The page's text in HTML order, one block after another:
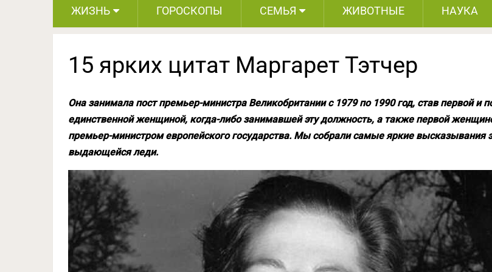
ЖИЗНЬ ГОРОСКОПЫ СЕМЬЯ ЖИВОТНЫЕ НАУКА
15 ярких цитат Маргарет Тэтчер
Она занимала пост премьер-министра Великобритании с 1979 по 1990 год, став первой и
единственной женщиной, когда-либо занимавшей эту должность, а также первой
премьер-министром европейского государства. Мы собрали самые яркие высказывания
выдающейся леди.